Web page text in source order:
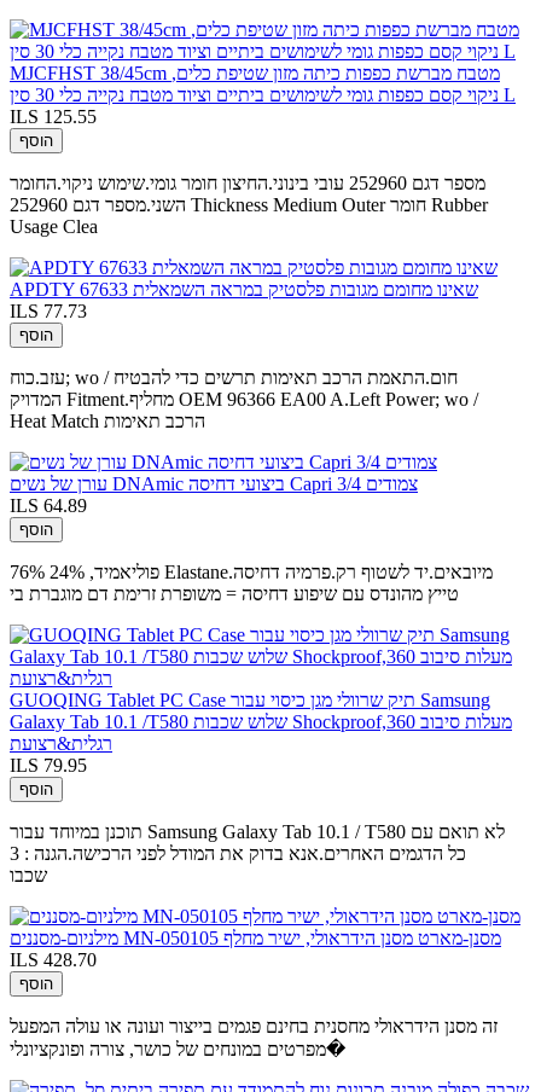
MJCFHST 38/45cm מטבח מברשת כפפות כיתה מזון שטיפת כלים,
ניקוי קסם כפפות גומי לשימושים ביתיים וציוד מטבח נקייה כלי 30 סין L
ILS 125.55
הוסף
מספר דגם 252960 עובי בינוני.החיצון חומר גומי.שימוש ניקוי.החומר
השני.מספר דגם 252960 Thickness Medium Outer חומר Rubber
Usage Clea
APDTY 67633 שאינו מחומם מגובות פלסטיק במראה השמאלית
ILS 77.73
הוסף
עזב.כוח; wo / חום.התאמת הרכב תאימות תרשים כדי להבטיח
המדויק Fitment.מחליף OEM 96366 EA00 A.Left Power; wo /
Heat Match הרכב תאימות
עורן של נשים DNAmic ביצועי דחיסה Capri 3/4 צמודים
ILS 64.89
הוסף
76% פוליאמיד, 24% Elastane.מיובאים.יד לשטוף רק.פרמיה דחיסה
טייץ מהונדס עם שיפוע דחיסה = משופרת זרימת דם מוגברת בי
GUOQING Tablet PC Case תיק שרוולי מגן כיסוי עבור Samsung
Galaxy Tab 10.1 /T580 שלוש שכבות Shockproof,360 מעלות סיבוב
רגלית&רצועת
ILS 79.95
הוסף
תוכנן במיוחד עבור Samsung Galaxy Tab 10.1 / T580 לא תואם עם
כל הדגמים האחרים.אנא בדוק את המודל לפני הרכישה.הגנה : 3
שכבו
מילניום-מסננים MN-050105 מסנן-מארט מסנן הידראולי, ישיר מחלף
ILS 428.70
הוסף
זה מסנן הידראולי מחסנית בחינם פגמים בייצור ועונה או עולה המפעל
מפרטים במונחים של כושר, צורה ופונקציונלי�